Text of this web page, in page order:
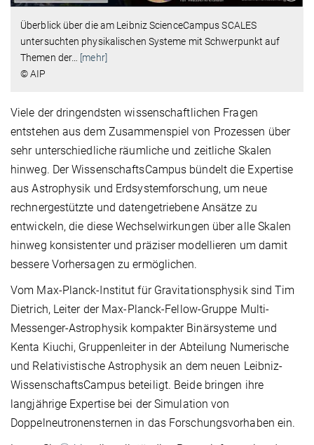
Überblick über die am Leibniz ScienceCampus SCALES
untersuchten physikalischen Systeme mit Schwerpunkt auf
Themen der…
[mehr]
© AIP
Viele der dringendsten wissenschaftlichen Fragen
entstehen aus dem Zusammenspiel von Prozessen über
sehr unterschiedliche räumliche und zeitliche Skalen
hinweg. Der WissenschaftsCampus bündelt die Expertise
aus Astrophysik und Erdsystemforschung, um neue
rechnergestützte und datengetriebene Ansätze zu
entwickeln, die diese Wechselwirkungen über alle Skalen
hinweg konsistenter und präziser modellieren um damit
bessere Vorhersagen zu ermöglichen.
Vom Max-Planck-Institut für Gravitationsphysik sind Tim
Dietrich, Leiter der Max-Planck-Fellow-Gruppe Multi-
Messenger-Astrophysik kompakter Binärsysteme und
Kenta Kiuchi, Gruppenleiter in der Abteilung Numerische
und Relativistische Astrophysik an dem neuen Leibniz-
WissenschaftsCampus beteiligt. Beide bringen ihre
langjährige Expertise bei der Simulation von
Doppelneutronensternen in das Forschungsvorhaben ein.